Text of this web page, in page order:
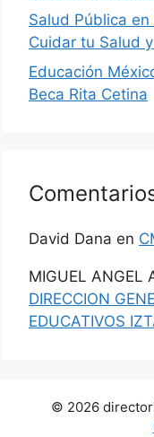
Salud Pública
Cuidar tu Salud
Educación
Beca Rita Cetina
David Dana en
MIGUEL ANGEL
DIRECCION
EDUCATIVOS
© 2026